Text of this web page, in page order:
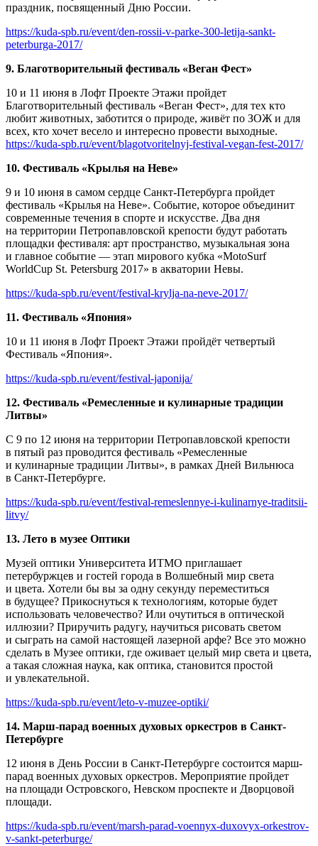
праздник, посвященный Дню России.
https://kuda-spb.ru/event/den-rossii-v-parke-300-letija-sankt-
peterburga-2017/
9. Благотворительный фестиваль «Веган Фест»
10 и 11 июня в Лофт Проекте Этажи пройдет
Благотворительный фестиваль «Веган Фест», для тех кто
любит животных, заботится о природе, живёт по ЗОЖ и для
всех, кто хочет весело и интересно провести выходные.
https://kuda-spb.ru/event/blagotvoritelnyj-festival-vegan-fest-2017/
10. Фестиваль «Крылья на Неве»
9 и 10 июня в самом сердце Санкт-Петербурга пройдет
фестиваль «Крылья на Неве». Событие, которое объединит
современные течения в спорте и искусстве. Два дня
на территории Петропавловской крепости будут работать
площадки фестиваля: арт пространство, музыкальная зона
и главное событие — этап мирового кубка «MotoSurf
WorldCup St. Petersburg 2017» в акватории Невы.
https://kuda-spb.ru/event/festival-krylja-na-neve-2017/
11. Фестиваль «Япония»
10 и 11 июня в Лофт Проект Этажи пройдёт четвертый
Фестиваль «Япония».
https://kuda-spb.ru/event/festival-japonija/
12. Фестиваль «Ремесленные и кулинарные традиции
Литвы»
С 9 по 12 июня на территории Петропавловской крепости
в пятый раз проводится фестиваль «Ремесленные
и кулинарные традиции Литвы», в рамках Дней Вильнюса
в Санкт-Петербурге.
https://kuda-spb.ru/event/festival-remeslennye-i-kulinarnye-traditsii-
litvy/
13. Лето в музее Оптики
Музей оптики Университета ИТМО приглашает
петербуржцев и гостей города в Волшебный мир света
и цвета. Хотели бы вы за одну секунду переместиться
в будущее? Прикоснуться к технологиям, которые будет
использовать человечество? Или очутиться в оптической
иллюзии? Приручить радугу, научиться рисовать светом
и сыграть на самой настоящей лазерной арфе? Все это можно
сделать в Музее оптики, где оживает целый мир света и цвета,
а такая сложная наука, как оптика, становится простой
и увлекательной.
https://kuda-spb.ru/event/leto-v-muzee-optiki/
14. Марш-парад военных духовых оркестров в Санкт-
Петербурге
12 июня в День России в Санкт-Петербурге состоится марш-
парад военных духовых оркестров. Мероприятие пройдет
на площади Островского, Невском проспекте и Дворцовой
площади.
https://kuda-spb.ru/event/marsh-parad-voennyx-duxovyx-orkestrov-
v-sankt-peterburge/